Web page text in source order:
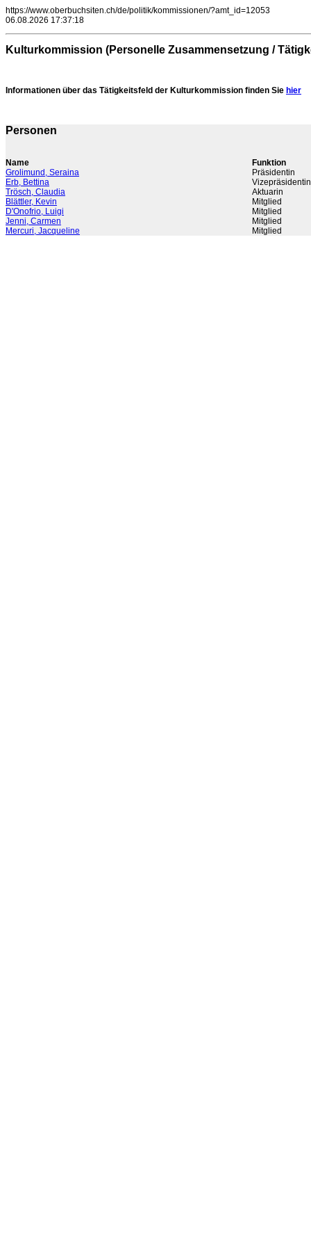
https://www.oberbuchsiten.ch/de/politik/kommissionen/?amt_id=12053
06.08.2026 17:37:18
Kulturkommission (Personelle Zusammensetzung /
Informationen über das Tätigkeitsfeld der Kulturkommission finden Sie hier
Personen
Name
Funktion
Grolimund, Seraina
Präsidentin
Erb, Bettina
Vizepräsidentin
Trösch, Claudia
Aktuarin
Blättler, Kevin
Mitglied
D'Onofrio, Luigi
Mitglied
Jenni, Carmen
Mitglied
Mercuri, Jacqueline
Mitglied